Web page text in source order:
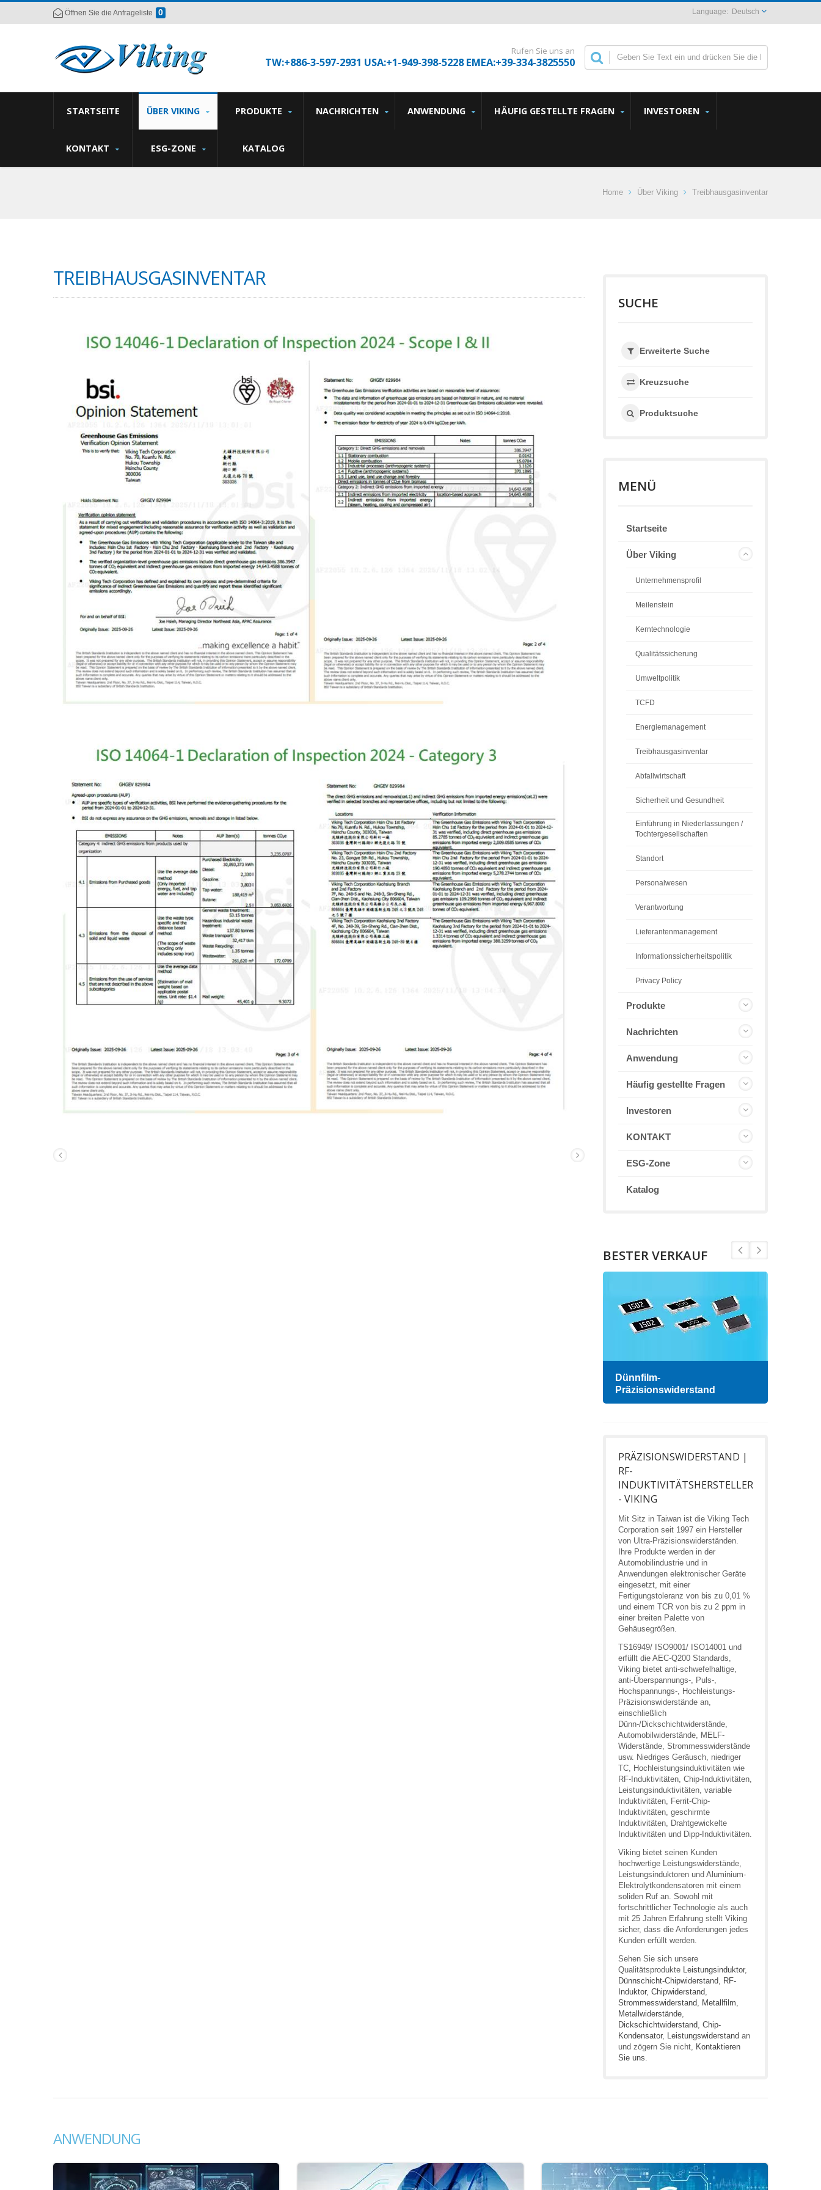
Öffnen Sie die Anfrageliste 0 Deutsch
Rufen Sie uns an
TW:+886-3-597-2931 USA:+1-949-398-5228 EMEA:+39-334-3825550
STARTSEITE ÜBER VIKING PRODUKTE NACHRICHTEN ANWENDUNG HÄUFIG GESTELLTE FRAGEN INVESTOREN
KONTAKT ESG-ZONE KATALOG
Home Über Viking Treibhausgasinventar
TREIBHAUSGASINVENTAR
SUCHE
Erweiterte Suche
Kreuzsuche
Produktsuche
MENÜ
Startseite
Über Viking
Unternehmensprofil
Meilenstein
Kerntechnologie
Qualitätssicherung
Umweltpolitik
TCFD
Energiemanagement
Treibhausgasinventar
Abfallwirtschaft
Sicherheit und Gesundheit
Einführung in Niederlassungen /
Tochtergesellschaften
Standort
Personalwesen
Verantwortung
Lieferantenmanagement
Informationssicherheitspolitik
Privacy Policy
Produkte
Nachrichten
Anwendung
Häufig gestellte Fragen
Investoren
KONTAKT
ESG-Zone
Katalog
BESTER VERKAUF
Dünnfilm-
Präzisionswiderstand
PRÄZISIONSWIDERSTAND |
RF-
INDUKTIVITÄTSHERSTELLER
- VIKING
Mit Sitz in Taiwan ist die Viking Tech
Corporation seit 1997 ein Hersteller
von Ultra-Präzisionswiderständen.
Ihre Produkte werden in der
Automobilindustrie und in
Anwendungen elektronischer Geräte
eingesetzt, mit einer
Fertigungstoleranz von bis zu 0,01 %
und einem TCR von bis zu 2 ppm in
einer breiten Palette von
Gehäusegrößen.
TS16949/ ISO9001/ ISO14001 und
erfüllt die AEC-Q200 Standards,
Viking bietet anti-schwefelhaltige,
anti-Überspannungs-, Puls-,
Hochspannungs-, Hochleistungs-
Präzisionswiderstände an,
einschließlich
Dünn-/Dickschichtwiderstände,
Automobilwiderstände, MELF-
Widerstände, Strommesswiderstände
usw. Niedriges Geräusch, niedriger
TC, Hochleistungsinduktivitäten wie
RF-Induktivitäten, Chip-Induktivitäten,
Leistungsinduktivitäten, variable
Induktivitäten, Ferrit-Chip-
Induktivitäten, geschirmte
Induktivitäten, Drahtgewickelte
Induktivitäten und Dipp-Induktivitäten.
Viking bietet seinen Kunden
hochwertige Leistungswiderstände,
Leistungsinduktoren und Aluminium-
Elektrolytkondensatoren mit einem
soliden Ruf an. Sowohl mit
fortschrittlicher Technologie als auch
mit 25 Jahren Erfahrung stellt Viking
sicher, dass die Anforderungen jedes
Kunden erfüllt werden.
Sehen Sie sich unsere
Qualitätsprodukte Leistungsinduktor,
Dünnschicht-Chipwiderstand, RF-
Induktor, Chipwiderstand,
Strommesswiderstand, Metallfilm,
Metallwiderstände,
Dickschichtwiderstand, Chip-
Kondensator, Leistungswiderstand an
und zögern Sie nicht, Kontaktieren
Sie uns.
ANWENDUNG